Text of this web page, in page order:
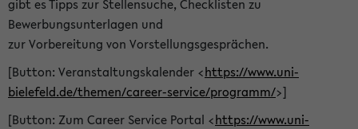
gibt es Tipps zur Stellensuche, Checklisten zu
Bewerbungsunterlagen und
zur Vorbereitung von Vorstellungsgesprächen.
[Button: Veranstaltungskalender <https://www.uni-
bielefeld.de/themen/career-service/programm/>]
[Button: Zum Career Service Portal <https://www.uni-